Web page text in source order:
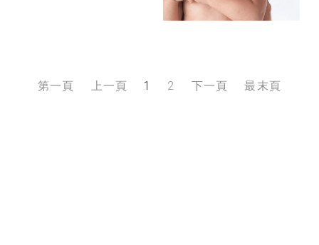
第一頁 上一頁 1 2 下一頁 最末頁